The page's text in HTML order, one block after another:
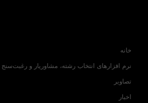
خانه
نرم افزارهای انتخاب رشته، مشاوریار و رغبت‌سنج
تصاویر
اخبار